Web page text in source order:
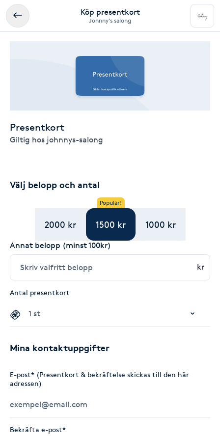
Köp presentkort
Johnny's salong
Presentkort
Giltig hos johnnys-salong
Välj belopp och antal
2000 kr
Populär!
1500 kr 1000 kr
Annat belopp (minst 100kr)
kr
Antal presentkort
Mina kontaktuppgifter
E-post* (Presentkort & bekräftelse skickas till den här
adressen)
Bekräfta e-post*